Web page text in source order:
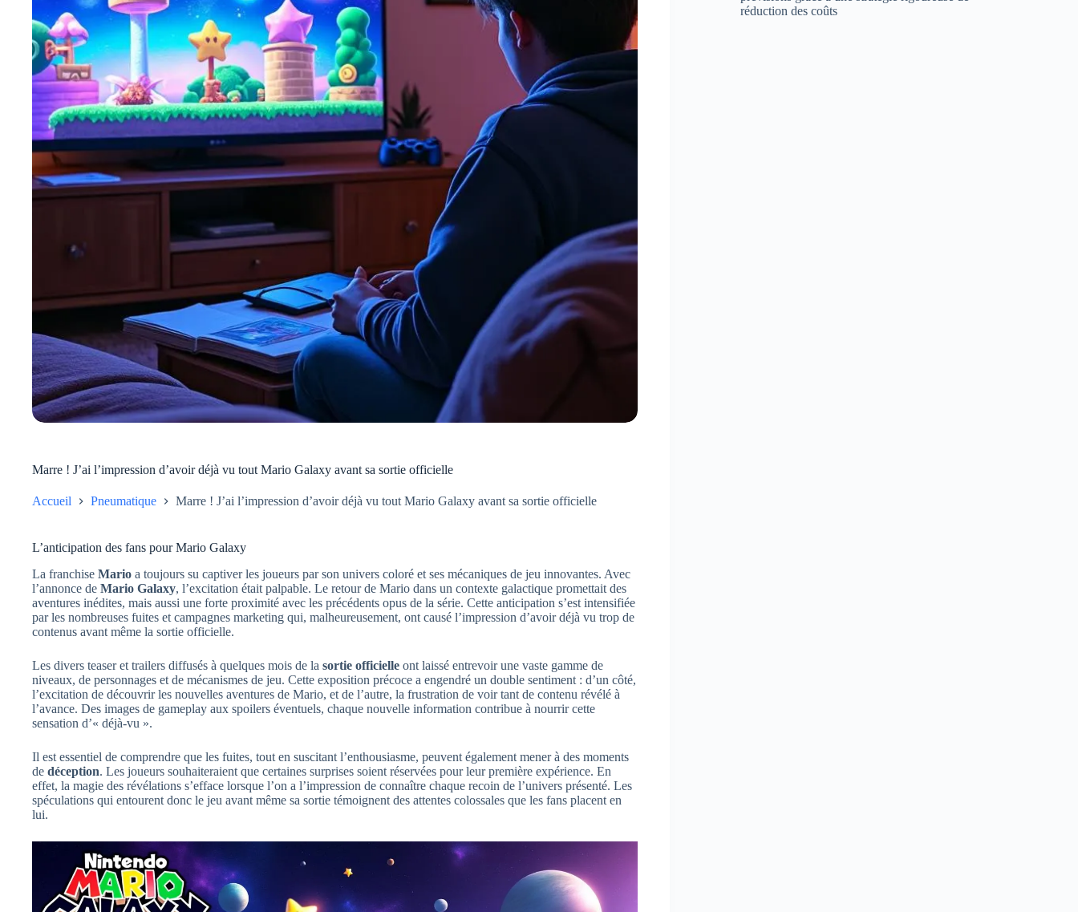
Marre ! J’ai l’impression d’avoir déjà vu tout Mario Galaxy avant sa sortie officielle
Accueil Pneumatique Marre ! J’ai l’impression d’avoir déjà vu tout Mario Galaxy avant sa sortie officielle
L’anticipation des fans pour Mario Galaxy
La franchise Mario a toujours su captiver les joueurs par son univers coloré et ses mécaniques de jeu innovantes. Avec
l’annonce de Mario Galaxy, l’excitation était palpable. Le retour de Mario dans un contexte galactique promettait des
aventures inédites, mais aussi une forte proximité avec les précédents opus de la série. Cette anticipation s’est intensifiée
par les nombreuses fuites et campagnes marketing qui, malheureusement, ont causé l’impression d’avoir déjà vu trop de
contenus avant même la sortie officielle.
Les divers teaser et trailers diffusés à quelques mois de la sortie officielle ont laissé entrevoir une vaste gamme de
niveaux, de personnages et de mécanismes de jeu. Cette exposition précoce a engendré un double sentiment : d’un côté,
l’excitation de découvrir les nouvelles aventures de Mario, et de l’autre, la frustration de voir tant de contenu révélé à
l’avance. Des images de gameplay aux spoilers éventuels, chaque nouvelle information contribue à nourrir cette
sensation d’« déjà-vu ».
Il est essentiel de comprendre que les fuites, tout en suscitant l’enthousiasme, peuvent également mener à des moments
de déception. Les joueurs souhaiteraient que certaines surprises soient réservées pour leur première expérience. En
effet, la magie des révélations s’efface lorsque l’on a l’impression de connaître chaque recoin de l’univers présenté. Les
spéculations qui entourent donc le jeu avant même sa sortie témoignent des attentes colossales que les fans placent en
lui.
réduction des coûts